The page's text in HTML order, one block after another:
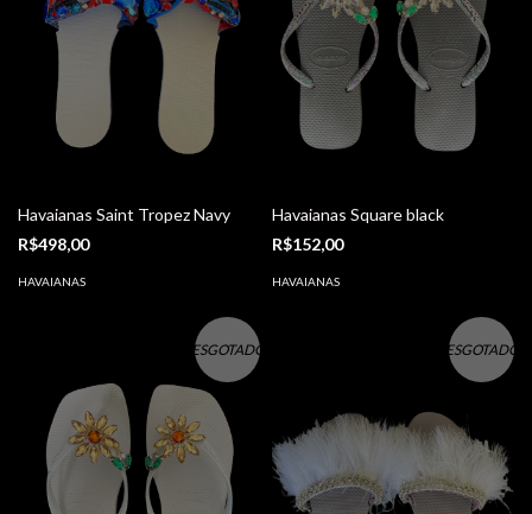
Havaianas Saint Tropez Navy
R$498,00
HAVAIANAS
Havaianas Square black
R$152,00
HAVAIANAS
ESGOTADO ESGOTADO